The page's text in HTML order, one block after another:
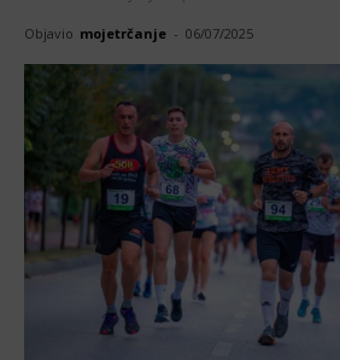
Objavio mojetrčanje - 06/07/2025